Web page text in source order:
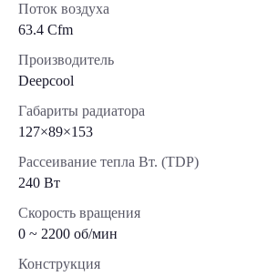
Поток воздуха
63.4 Cfm
Производитель
Deepcool
Габариты радиатора
127×89×153
Рассеивание тепла Вт. (TDP)
240 Вт
Скорость вращения
0 ~ 2200 об/мин
Конструкция